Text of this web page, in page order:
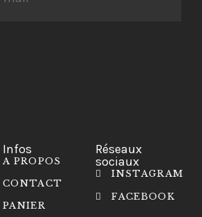
Infos
A PROPOS
CONTACT
PANIER
Réseaux
sociaux
INSTAGRAM
FACEBOOK